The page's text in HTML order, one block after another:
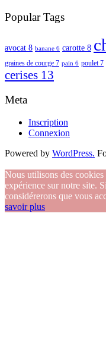
Popular Tags
avocat 8 banane 6 carotte 8
graines de courge 7 pain 6 poulet 7
cerises 13
Meta
Inscription
Connexion
Powered by WordPress.
Nous utilisons des
expérience sur notre site.
considérerons que vous
savoir plus